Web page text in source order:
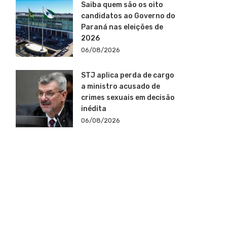
Saiba quem são os oito
candidatos ao Governo do
Paraná nas eleições de
2026
06/08/2026
STJ aplica perda de cargo
a ministro acusado de
crimes sexuais em decisão
inédita
06/08/2026